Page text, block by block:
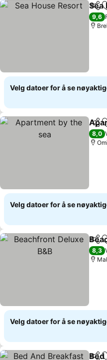
Del
Sea
9,6
Velg datoer for å se
Del
8,0
Velg datoer for å se
Del
8,3
Velg datoer for å se
Bed